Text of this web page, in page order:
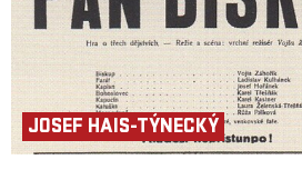
JOSEF HAIS-TÝNECKÝ